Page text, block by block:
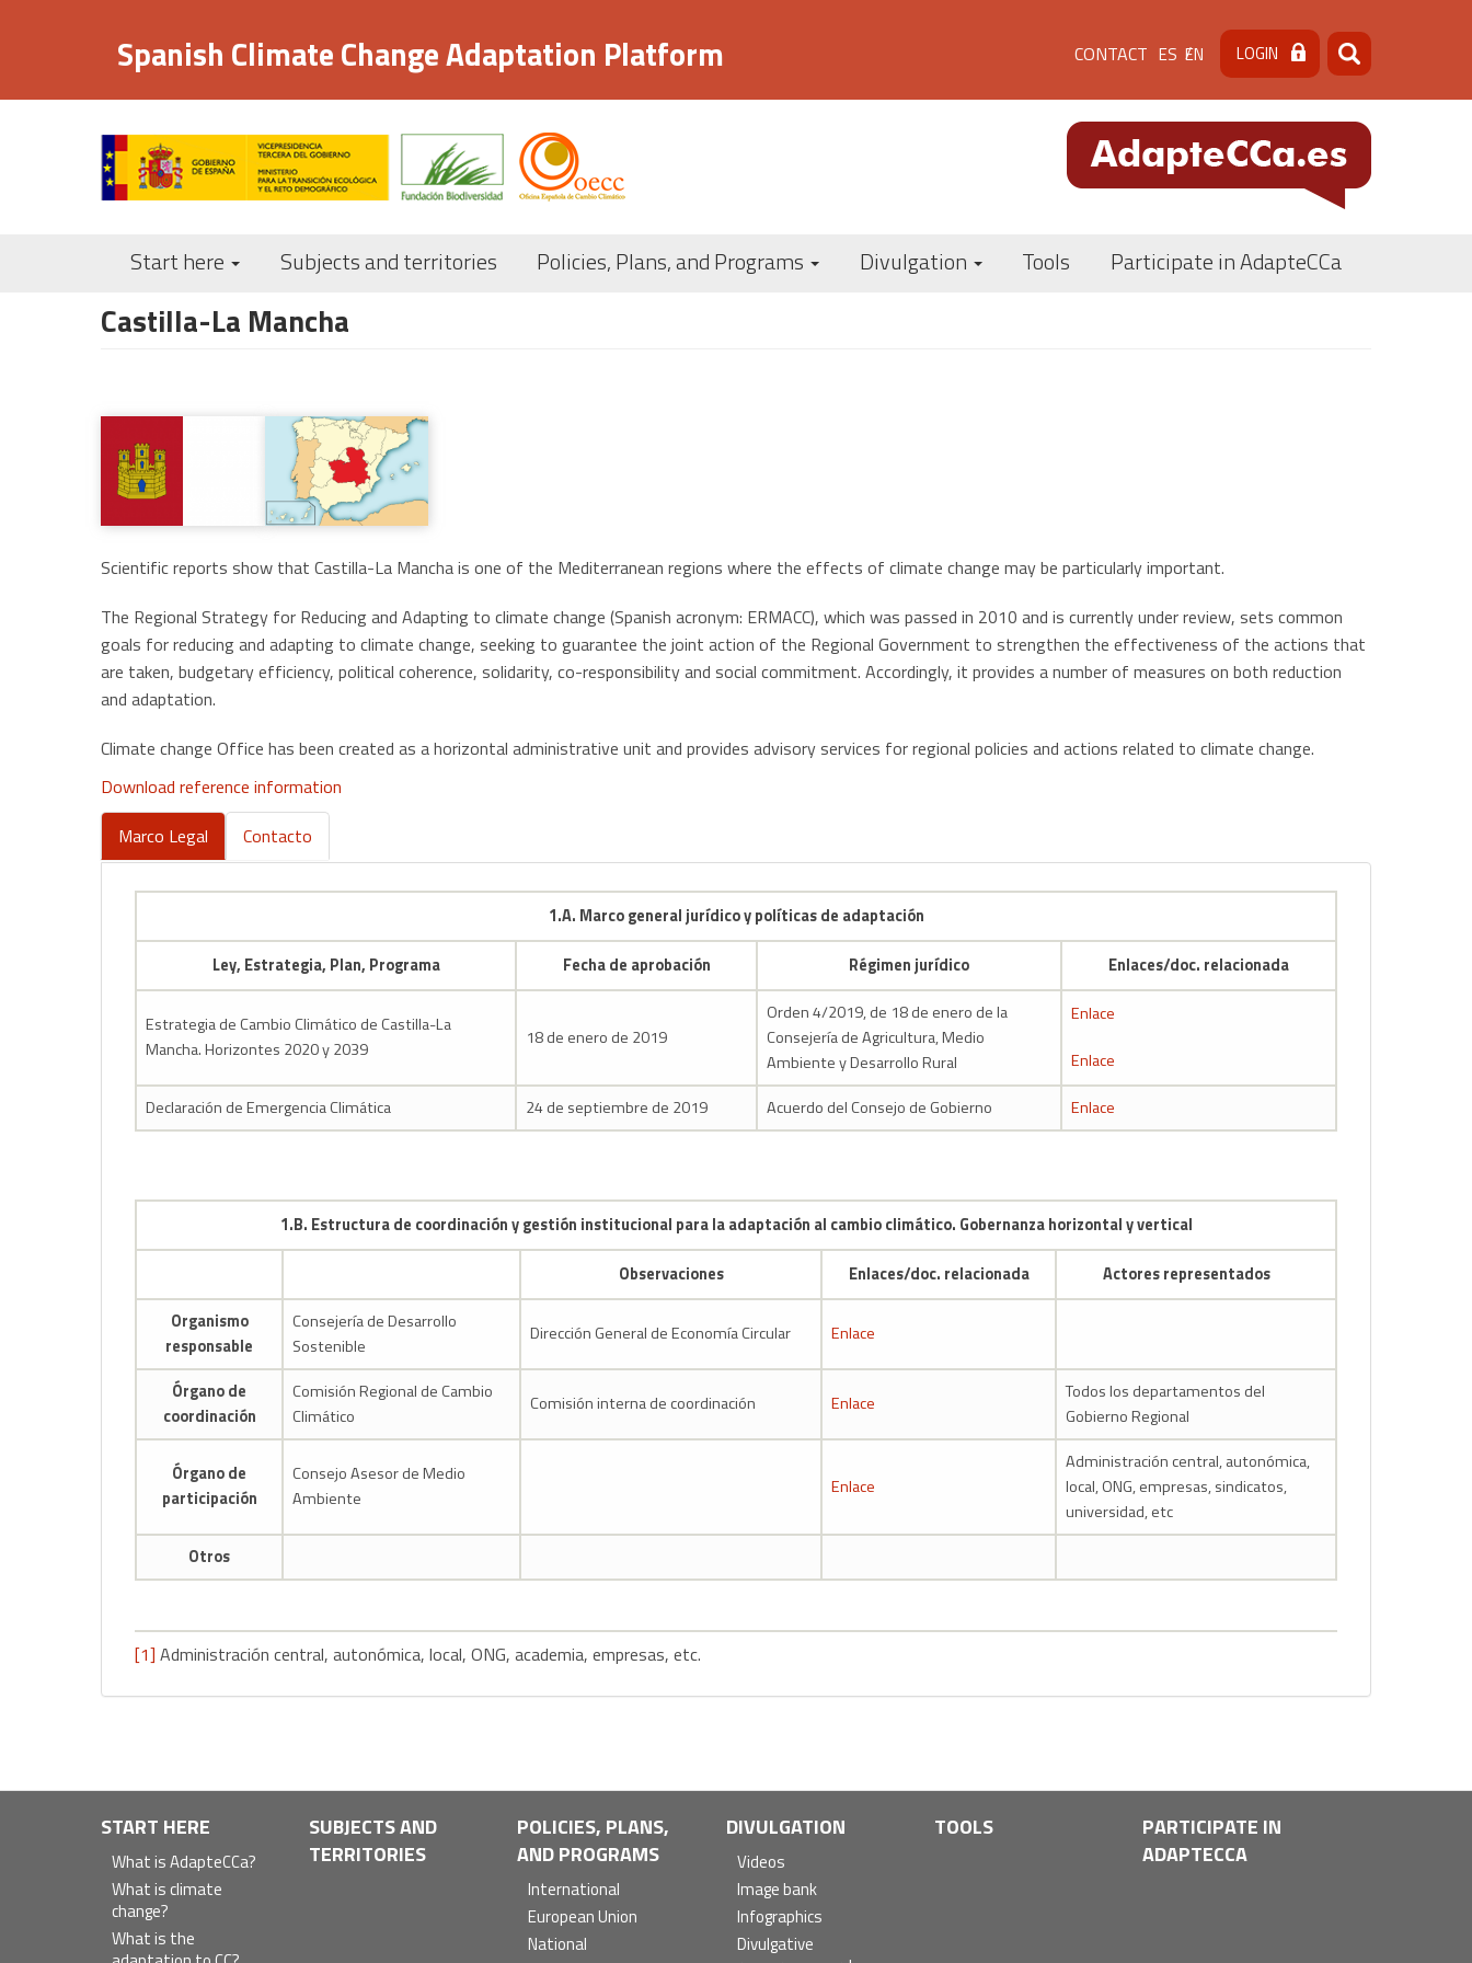
content
Spanish Climate Change Adaptation Platform Menú
de
cabecera
[contacto]
CONTACT ES EN LOGIN Search
Search
Navegación principal
Start here Subjects and territories Policies, Plans, and Programs Divulgation Tools Participate in AdapteCCa
Castilla-La Mancha
Scientific reports show that Castilla-La Mancha is one of the Mediterranean regions where the effects of climate change may be particularly important.
The Regional Strategy for Reducing and Adapting to climate change (Spanish acronym: ERMACC), which was passed in 2010 and is currently under review, sets common
goals for reducing and adapting to climate change, seeking to guarantee the joint action of the Regional Government to strengthen the effectiveness of the actions that
are taken, budgetary efficiency, political coherence, solidarity, co-responsibility and social commitment. Accordingly, it provides a number of measures on both reduction
and adaptation.
Climate change Office has been created as a horizontal administrative unit and provides advisory services for regional policies and actions related to climate change.
Download reference information
Marco Legal
(active
Contacto
1.A. Marco general jurídico y políticas de adaptación
Ley, Estrategia, Plan, Programa Fecha de aprobación Régimen jurídico Enlaces/doc. relacionada
Estrategia de Cambio Climático de Castilla-La
Mancha. Horizontes 2020 y 2039
18 de enero de 2019
Orden 4/2019, de 18 de enero de la
Consejería de Agricultura, Medio
Ambiente y Desarrollo Rural
Enlace
Enlace
Declaración de Emergencia Climática
24 de septiembre de 2019 Acuerdo del Consejo de Gobierno Enlace
1.B. Estructura de coordinación y gestión institucional para la adaptación al cambio climático. Gobernanza horizontal y vertical
Observaciones Enlaces/doc. relacionada Actores representados[1]
Organismo
responsable
Consejería de Desarrollo
Sostenible
Dirección General de Economía Circular Enlace
Órgano de
coordinación
Comisión Regional de Cambio
Climático
Comisión interna de coordinación Enlace
Todos los departamentos del
Gobierno Regional
Órgano de
participación
Consejo Asesor de Medio
Ambiente
Enlace
Administración central, autonómica,
local, ONG, empresas, sindicatos,
universidad, etc
Otros
[1] Administración central, autonómica, local, ONG, academia, empresas, etc.
Navegación principal
START HERE
What is AdapteCCa?
What is climate
change?
What is the
SUBJECTS AND
TERRITORIES
POLICIES, PLANS,
AND PROGRAMS
International
European Union
National
DIVULGATION
Videos
Image bank
Infographics
Divulgative
TOOLS
PARTICIPATE IN
ADAPTECCA